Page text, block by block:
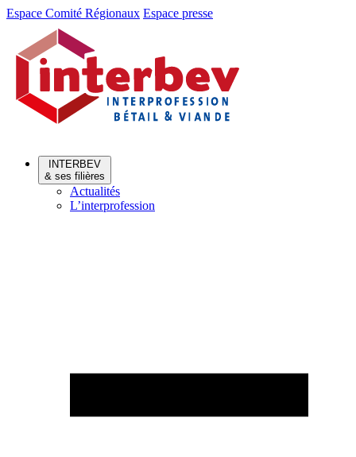
Aller
Aller
contenu
Espace Comité Régionaux Espace presse
INTERBEV
& ses filières
Actualités
L’interprofession